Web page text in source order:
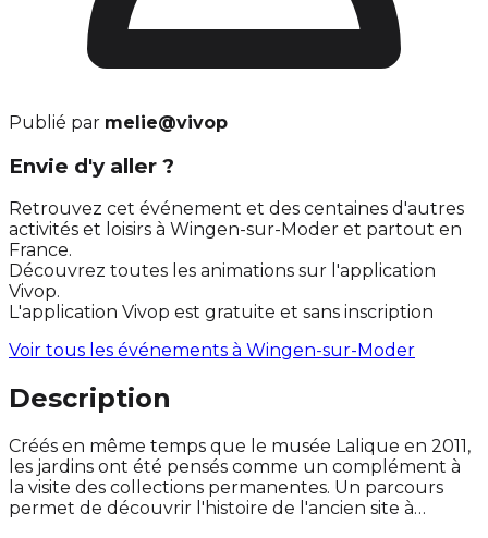
Publié par melie@vivop
Envie d'y aller ?
Retrouvez cet événement et des centaines d'autres
activités et loisirs à Wingen-sur-Moder et partout en
France.
Découvrez toutes les animations sur l'application
Vivop.
L'application Vivop est gratuite et sans inscription
Voir tous les événements à Wingen-sur-Moder
Description
Créés en même temps que le musée Lalique en 2011,
les jardins ont été pensés comme un complément à
la visite des collections permanentes. Un parcours
permet de découvrir l'histoire de l'ancien site à…